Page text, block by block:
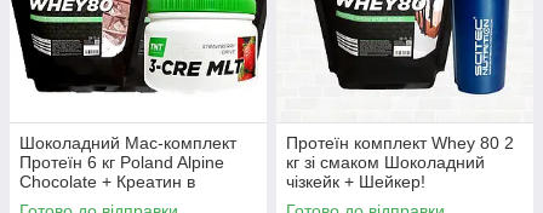
Шоколадний Мас-комплект
Протеїн 6 кг Poland Alpine
Chocolate + Креатин в
Подарунок
Протеїн комплект Whey 80 2
кг зі смаком Шоколадний
чізкейк + Шейкер!